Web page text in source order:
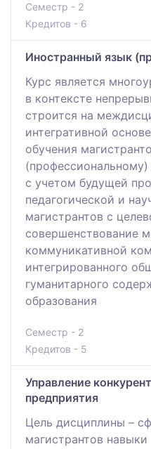
Семестр - 2
Кредитов - 6
Иностранный язык
Курс является
в контексте
строится на
интегративной
обучения
с учетом будущей
педагогической и
магистрантов с
совершенствование
коммуникативной
интегрированного
гуманитарного
образования
Семестр - 2
Кредитов - 5
Управление
предприятия
Цель дисциплины –
магистрантов